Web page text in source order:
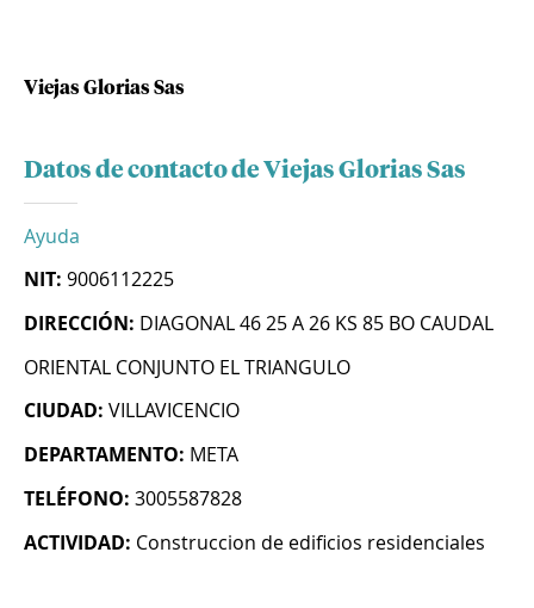
Viejas Glorias Sas
Datos de contacto de Viejas Glorias Sas
Ayuda
NIT: 9006112225
DIRECCIÓN: DIAGONAL 46 25 A 26 KS 85 BO CAUDAL
ORIENTAL CONJUNTO EL TRIANGULO
CIUDAD: VILLAVICENCIO
DEPARTAMENTO: META
TELÉFONO: 3005587828
ACTIVIDAD: Construccion de edificios residenciales